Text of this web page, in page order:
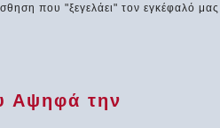
που "ξεγελάει" τον εγκέφαλό
Αψηφά την